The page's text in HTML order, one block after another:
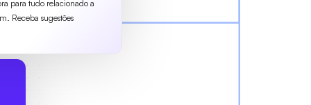
para tudo relacionado a
Receba sugestões